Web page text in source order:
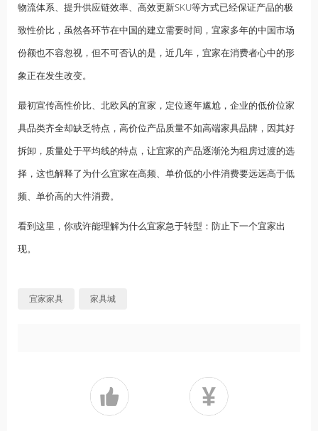
物流体系、提升供应链效率、高效更新SKU等方式已经保证产品的极
致性价比，虽然各环节在中国的建立需要时间，宜家多年的中国市场
份额也不容忽视，但不可否认的是，近几年，宜家在消费者心中的形
象正在发生改变。
最初宣传高性价比、北欧风的宜家，定位逐年尴尬，企业的低价位家
具品类齐全却缺乏特点，高价位产品质量不如高端家具品牌，因其好
拆卸，质量处于平均线的特点，让宜家的产品逐渐沦为租房过渡的选
择，这也解释了为什么宜家在高频、单价低的小件消费要远远高于低
频、单价高的大件消费。
看到这里，你或许能理解为什么宜家急于转型：防止下一个宜家出
现。
宜家家具 家具城